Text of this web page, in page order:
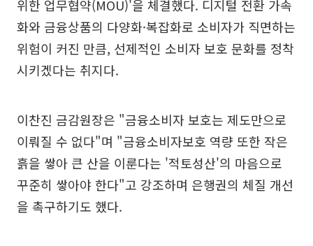
위한 업무협약(MOU)'을 체결했다. 디지털 전환 가속
화와 금융상품의 다양화·복잡화로 소비자가 직면하는
위험이 커진 만큼, 선제적인 소비자 보호 문화를 정착
시키겠다는 취지다.
이찬진 금감원장은 "금융소비자 보호는 제도만으로
이뤄질 수 없다"며 "금융소비자보호 역량 또한 작은
흙을 쌓아 큰 산을 이룬다는 '적토성산'의 마음으로
꾸준히 쌓아야 한다"고 강조하며 은행권의 체질 개선
을 촉구하기도 했다.